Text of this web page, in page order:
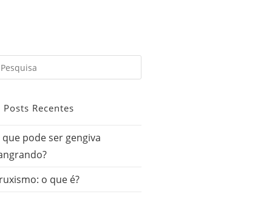
Posts Recentes
que pode ser gengiva
o que é?